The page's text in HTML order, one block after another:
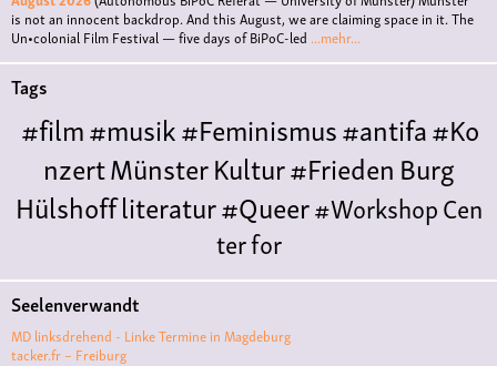
is not an innocent backdrop. And this August, we are claiming space in it. The
Un•colonial Film Festival — five days of BiPoC-led ...mehr...
Tags
#film#musik#Feminismus#antifa#Ko
nzertMünsterKultur#FriedenBurg
Hülshoffliteratur#Queer#WorkshopCen
ter for
LiteraturePolyamoriePolytreff#liveKonzert
Polyamorietreff
MonogamieCNM#jazz#vortrag
Seelenverwandt
MD linksdrehend - Linke Termine in Magdeburg
tacker.fr – Freiburg